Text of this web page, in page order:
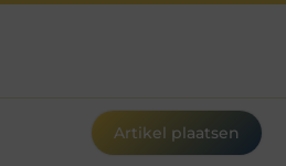
Artikel plaatsen